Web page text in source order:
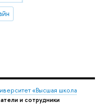
«Высшая школа
и сотрудники